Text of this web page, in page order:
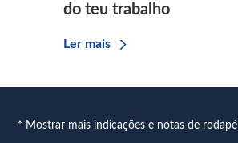
do teu trabalho
Ler mais
* Mostrar mais indicações e notas de rodapé